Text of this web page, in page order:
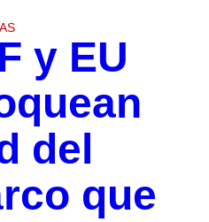
y EU
del
que